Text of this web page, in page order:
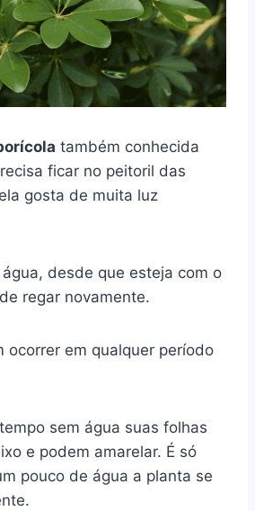
também conhecida
ficar no peitoril das
gosta de muita luz
água, desde que esteja com o
regar novamente.
ocorrer em qualquer período
sem água suas folhas
e podem amarelar. É só
pouco de água a planta se